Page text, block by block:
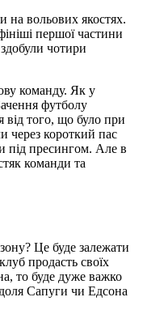
на вольових якостях.
першої частини
чотири
команду. Як у
футболу
від того, що було при
через короткий пас
під пресингом. Але в
команди та
Це буде залежати
продасть своїх
то буде дуже важко
Сапуги чи Едсона